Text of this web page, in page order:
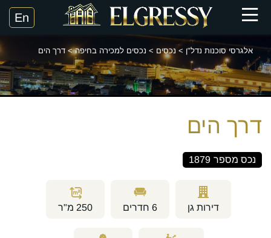
אלגרסי סוכנות נדל"ן > נכסים > נכסים למכירה בחיפה> דרך הים
דרך הים
נכס מספר 1879
דירות גן 6 חדרים 250 מ"ר